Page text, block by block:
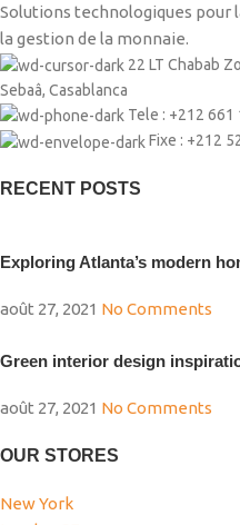
Solutions technologiques pour
la gestion de la monnaie.
22 LT Chabab
Sebaâ, Casablanca
Tele : +212 661
Fixe : +212
RECENT POSTS
Exploring Atlanta’s modern
août 27, 2021 No Comments
Green interior design
août 27, 2021 No Comments
OUR STORES
New York